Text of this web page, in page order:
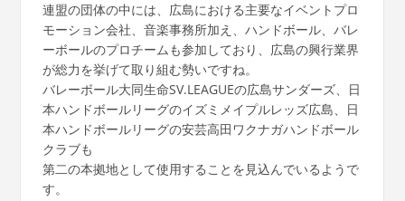
連盟の団体の中には、広島における主要なイベントプロ
モーション会社、音楽事務所加え、ハンドボール、バレ
ーボールのプロチームも参加しており、広島の興行業界
が総力を挙げて取り組む勢いですね。
バレーボール大同生命SV.LEAGUEの広島サンダーズ、日
本ハンドボールリーグのイズミメイプルレッズ広島、日
本ハンドボールリーグの安芸高田ワクナガハンドボール
クラブも
第二の本拠地として使用することを見込んでいるようで
す。